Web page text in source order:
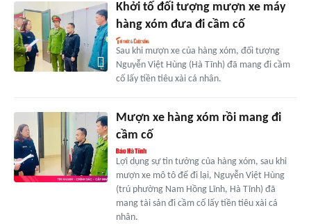
Khởi tố đối tượng mượn xe máy
hàng xóm đưa đi cầm cố
Sau khi mượn xe của hàng xóm, đối tượng
Nguyễn Việt Hùng (Hà Tĩnh) đã mang đi cầm
cố lấy tiền tiêu xài cá nhân.
Mượn xe hàng xóm rồi mang đi
cầm cố
Lợi dụng sự tin tưởng của hàng xóm, sau khi
mượn xe mô tô để đi lại, Nguyễn Việt Hùng
(trú phường Nam Hồng Lĩnh, Hà Tĩnh) đã
mang tài sản đi cầm cố lấy tiền tiêu xài cá
nhân.